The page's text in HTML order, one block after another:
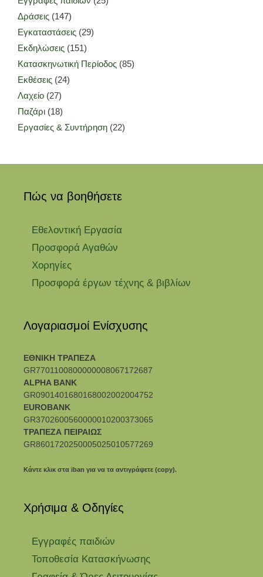
Δράσεις (147)
Εγκαταστάσεις (29)
Εκδηλώσεις (151)
Κατασκηνωτική Περίοδος (85)
Εκθέσεις (24)
Λαχείο (27)
Παζάρι (18)
Εργασίες & Συντήρηση (22)
Πώς να βοηθήσετε
Εθελοντική Εργασία
Προσφορά Αγαθών
Χορηγίες
Προσφορά έργων τέχνης & βιβλίων
Λογαριασμοί Ενίσχυσης
ΕΘΝΙΚΗ ΤΡΑΠΕΖΑ
GR7701100800000008067172687
ALPHA BANK
GR0901401680168002002004752
EUROBANK
GR3702600560000010200373065
ΤΡΑΠΕΖΑ ΠΕΙΡΑΙΩΣ
GR8601720250005025010577269
Κάντε κλικ στα iban για να τα αντιγράψετε (copy).
Χρήσιμα & Οδηγίες
Eγγραφές παιδιών
Τοποθεσία Κατασκήνωσης